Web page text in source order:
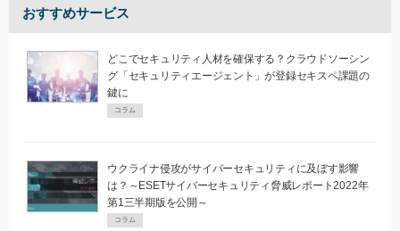
おすすめサービス
どこでセキュリティ人材を確保する？クラウドソーシン
グ「セキュリティエージェント」が登録セキスペ課題の
鍵に
コラム
ウクライナ侵攻がサイバーセキュリティに及ぼす影響
は？～ESETサイバーセキュリティ脅威レポート2022年
第1三半期版を公開～
コラム